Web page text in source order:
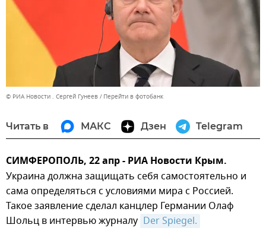
© РИА Новости . Сергей Гунеев Перейти в фотобанк
Читать в МАКС Дзен Telegram
СИМФЕРОПОЛЬ, 22 апр - РИА Новости Крым.
Украина должна защищать себя самостоятельно и
сама определяться с условиями мира с Россией.
Такое заявление сделал канцлер Германии Олаф
Шольц в интервью журналу Der Spiegel.